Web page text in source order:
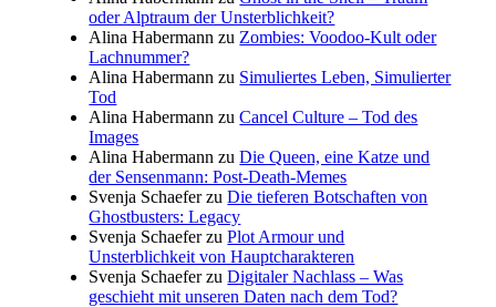
oder Alptraum der Unsterblichkeit?
Alina Habermann zu Zombies: Voodoo-Kult oder
Lachnummer?
Alina Habermann zu Simuliertes Leben, Simulierter
Tod
Alina Habermann zuCancel Culture – Tod des
Images
Alina Habermann zuDie Queen, eine Katze und
der Sensenmann: Post-Death-Memes
Svenja SchaeferzuDie tieferen Botschaften von
Ghostbusters: Legacy
Svenja SchaeferzuPlot Armour und
Unsterblichkeit von Hauptcharakteren
Svenja SchaeferzuDigitaler Nachlass – Was
geschieht mit unseren Daten nach dem Tod?